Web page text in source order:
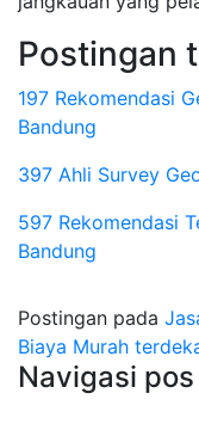
Postingan
197 Rekomendasi
Bandung
397 Ahli Survey
597 Rekomendasi
Bandung
Postingan pada
Biaya Murah
Navigasi pos